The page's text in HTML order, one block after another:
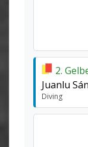
2.
Juanlu
Diving